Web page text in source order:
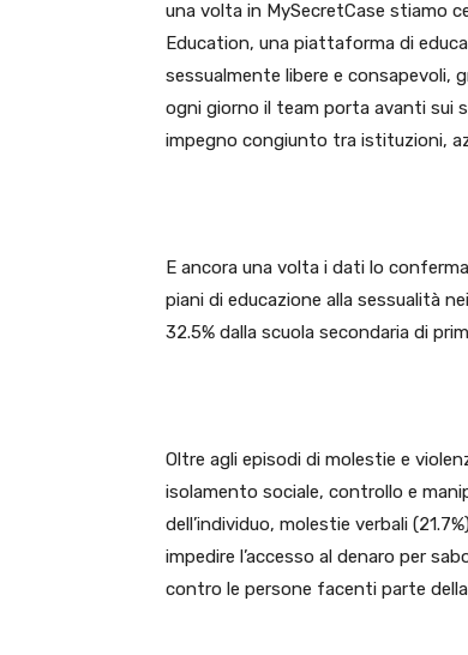
una volta in MySecretCase stiamo
Education, una piattaforma di
sessualmente libere e consapevoli,
ogni giorno il team porta avanti sui
impegno congiunto tra istituzioni,
E ancora una volta i dati lo
piani di educazione alla sessualità
32.5% dalla scuola secondaria di
Oltre agli episodi di molestie e
isolamento sociale, controllo e
dell’individuo, molestie verbali
impedire l’accesso al denaro per
contro le persone facenti parte della